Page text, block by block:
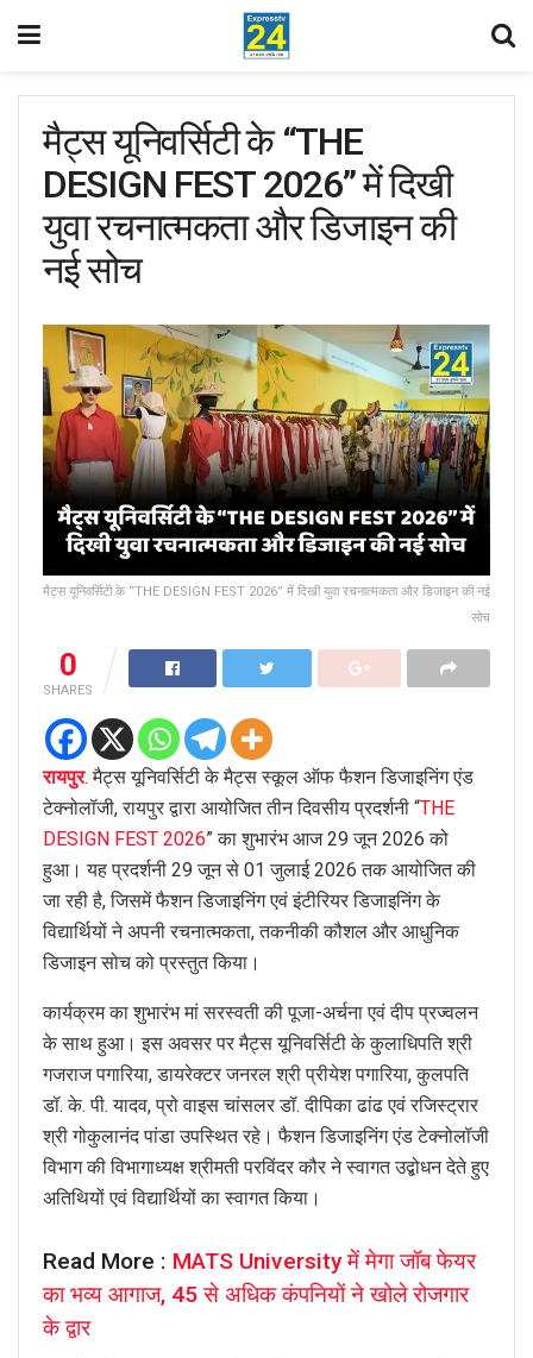
मैट्स यूनिवर्सिटी के “THE
DESIGN FEST 2026” में दिखी
युवा रचनात्मकता और डिजाइन की
नई सोच
मैट्स यूनिवर्सिटी के “THE DESIGN FEST 2026” में दिखी युवा रचनात्मकता और डिजाइन की नई
सोच
0
SHARES
रायपुर. मैट्स यूनिवर्सिटी के मैट्स स्कूल ऑफ फैशन डिजाइनिंग एंड
टेक्नोलॉजी, रायपुर द्वारा आयोजित तीन दिवसीय प्रदर्शनी “THE
DESIGN FEST 2026” का शुभारंभ आज 29 जून 2026 को
हुआ। यह प्रदर्शनी 29 जून से 01 जुलाई 2026 तक आयोजित की
जा रही है, जिसमें फैशन डिजाइनिंग एवं इंटीरियर डिजाइनिंग के
विद्यार्थियों ने अपनी रचनात्मकता, तकनीकी कौशल और आधुनिक
डिजाइन सोच को प्रस्तुत किया।
कार्यक्रम का शुभारंभ मां सरस्वती की पूजा-अर्चना एवं दीप प्रज्वलन
के साथ हुआ। इस अवसर पर मैट्स यूनिवर्सिटी के कुलाधिपति श्री
गजराज पगारिया, डायरेक्टर जनरल श्री प्रीयेश पगारिया, कुलपति
डॉ. के. पी. यादव, प्रो वाइस चांसलर डॉ. दीपिका ढांढ एवं रजिस्ट्रार
श्री गोकुलानंद पांडा उपस्थित रहे। फैशन डिजाइनिंग एंड टेक्नोलॉजी
विभाग की विभागाध्यक्ष श्रीमती परविंदर कौर ने स्वागत उद्बोधन देते हुए
अतिथियों एवं विद्यार्थियों का स्वागत किया।
Read More : MATS University में मेगा जॉब फेयर
का भव्य आगाज, 45 से अधिक कंपनियों ने खोले रोजगार
के द्वार